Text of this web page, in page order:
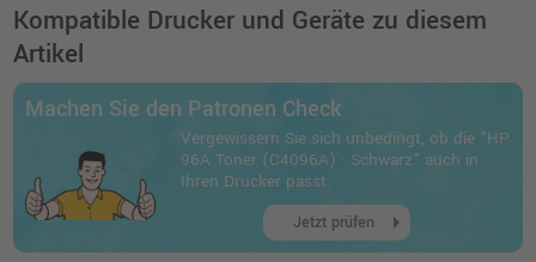
Kompatible Drucker und Geräte zu diesem
Artikel
Machen Sie den Patronen Check
Vergewissern Sie sich unbedingt, ob die "HP
96A Toner (C4096A) · Schwarz" auch in
Ihren Drucker passt.
Jetzt prüfen arrow_right